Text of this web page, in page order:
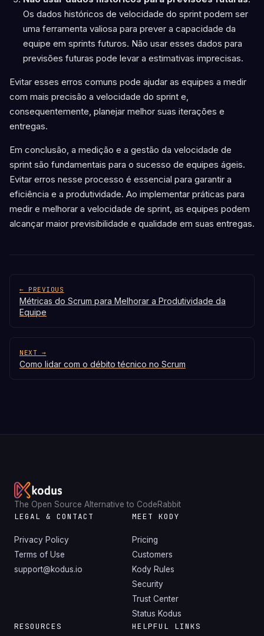
Os dados históricos de velocidade do sprint podem ser
uma ferramenta valiosa para prever a capacidade da
equipe em sprints futuros. Não usar esses dados para
previsões futuras pode levar a estimativas imprecisas.
Evitar esses erros comuns pode ajudar as equipes a medir
com mais precisão a velocidade do sprint e,
consequentemente, planejar melhor suas iterações e
entregas.
Em conclusão, a medição e a gestão da velocidade de
sprint são fundamentais para o sucesso de equipes ágeis.
Evitar erros nesse processo é essencial para garantir a
eficiência e a produtividade. Ao implementar práticas para
medir e melhorar a velocidade de sprint, as equipes podem
alcançar maior previsibilidade e qualidade em suas entregas.
← PREVIOUS
Métricas do Scrum para Melhorar a Produtividade da
Equipe
NEXT →
Como lidar com o débito técnico no Scrum
The Open Source Alternative to CodeRabbit
LEGAL & CONTACT
Privacy Policy
Terms of Use
support@kodus.io
MEET KODY
Pricing
Customers
Kody Rules
Security
Trust Center
Status Kodus
RESOURCES HELPFUL LINKS